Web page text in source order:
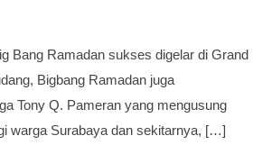
Bang Ramadan sukses digelar di Grand
Bigbang Ramadan juga
Tony Q. Pameran yang mengusung
warga Surabaya dan sekitarnya, […]